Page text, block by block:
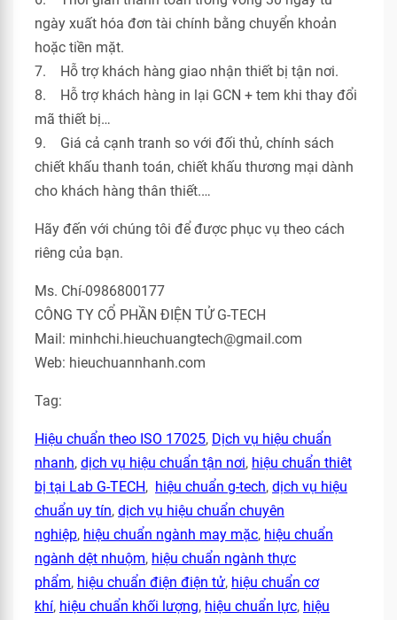
ngày xuất hóa đơn tài chính bằng chuyển khoản
hoặc tiền mặt.
7. Hỗ trợ khách hàng giao nhận thiết bị tận nơi.
8. Hỗ trợ khách hàng in lại GCN + tem khi thay đổi
mã thiết bị…
9. Giá cả cạnh tranh so với đối thủ, chính sách
chiết khấu thanh toán, chiết khấu thương mại dành
cho khách hàng thân thiết.…
Hãy đến với chúng tôi để được phục vụ theo cách
riêng của bạn.
Ms. Chí-0986800177
CÔNG TY CỔ PHẦN ĐIỆN TỬ G-TECH
Mail: minhchi.hieuchuangtech@gmail.com
Web: hieuchuannhanh.com
Tag:
Hiệu chuẩn theo ISO 17025, Dịch vụ hiệu chuẩn
nhanh, dịch vụ hiệu chuẩn tận nơi, hiệu chuẩn thiêt
bị tại Lab G-TECH, hiệu chuẩn g-tech, dịch vụ hiệu
chuẩn uy tín, dịch vụ hiệu chuẩn chuyên
nghiệp, hiệu chuẩn ngành may mặc, hiệu chuẩn
ngành dệt nhuộm, hiệu chuẩn ngành thực
phẩm, hiệu chuẩn điện điện tử, hiệu chuẩn cơ
khí, hiệu chuẩn khối lượng, hiệu chuẩn lực, hiệu